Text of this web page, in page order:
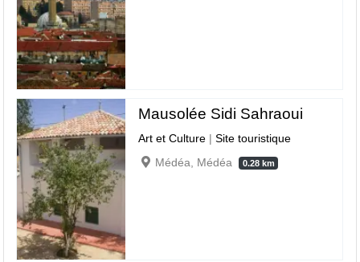
Mausolée Sidi Sahraoui
Art et Culture |Site touristique
Médéa, Médéa
0.28 km